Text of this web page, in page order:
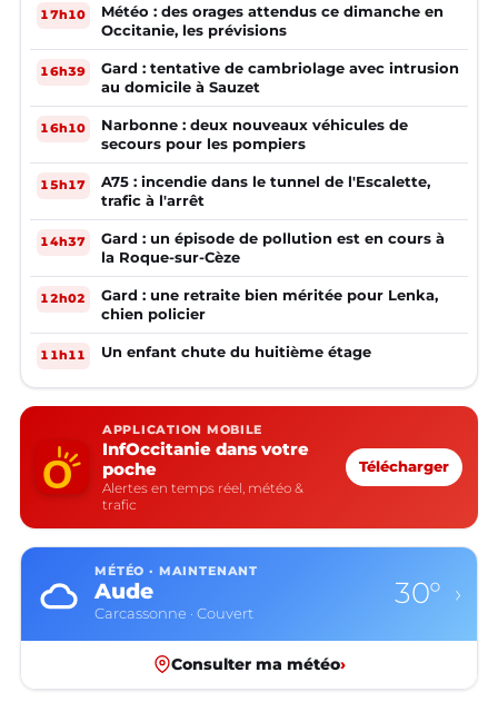
17h10
Météo : des orages attendus ce dimanche en
Occitanie, les prévisions
16h39
Gard : tentative de cambriolage avec intrusion
au domicile à Sauzet
16h10
Narbonne : deux nouveaux véhicules de
secours pour les pompiers
15h17
A75 : incendie dans le tunnel de l'Escalette,
trafic à l'arrêt
14h37
Gard : un épisode de pollution est en cours à
la Roque-sur-Cèze
12h02
Gard : une retraite bien méritée pour Lenka,
chien policier
11h11 Un enfant chute du huitième étage
APPLICATION MOBILE
InfOccitanie dans votre
poche
Alertes en temps réel, météo &
trafic
Télécharger
MÉTÉO · MAINTENANT
Aude
Carcassonne · Couvert
30° ›
Consulter ma météo›